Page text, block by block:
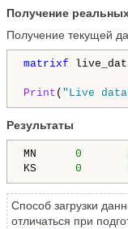
Получение
Получение текущей
matrixf
Print ( "Live
Результаты
MN 0
KS 0
Способ загрузки
отличаться при